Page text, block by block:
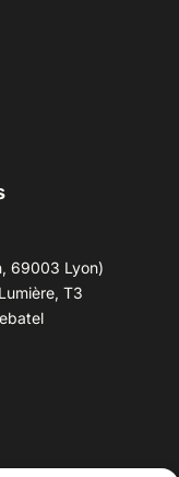
69003 Lyon)
T3